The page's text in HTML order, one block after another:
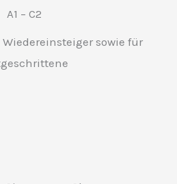
A1 – C2
sowie für